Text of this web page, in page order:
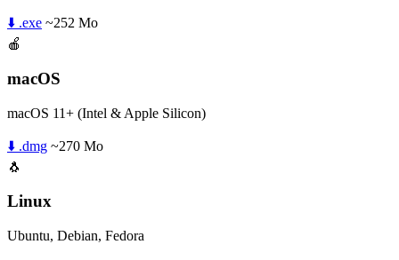
⬇️ .exe ~252 Mo
🍎
macOS
macOS 11+ (Intel & Apple Silicon)
⬇️ .dmg ~270 Mo
🐧
Linux
Ubuntu, Debian, Fedora